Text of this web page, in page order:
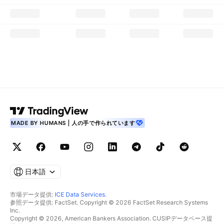
MADE BY HUMANS | 人の手で作られています
日本語
市場データ提供: ICE Data Services.
参照データ提供: FactSet. Copyright © 2026 FactSet Research Systems
Inc.
Copyright © 2026, American Bankers Association. CUSIPデータベース提